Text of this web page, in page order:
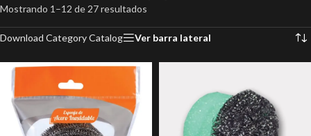
Mostrando 1–12 de 27 resultados
Download Category Catalog Ver barra lateral